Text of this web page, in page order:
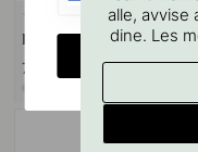
127
Boremal for Håndtak &
75 kr
alle, avvise
dine. Les